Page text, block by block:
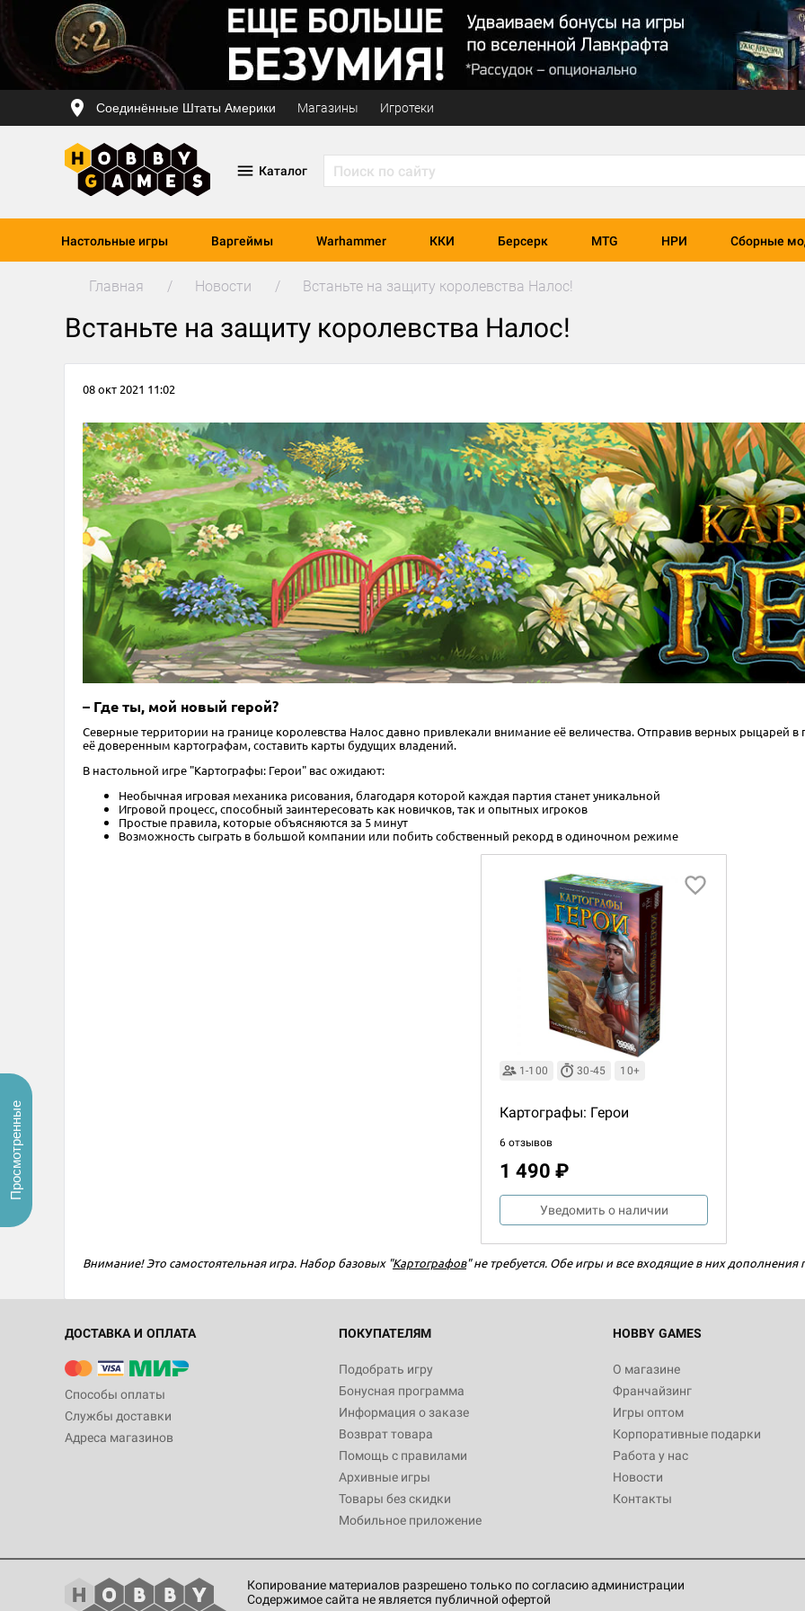
Соединённые Штаты Америки Магазины Игротеки
Каталог
Настольные игры Варгеймы Warhammer ККИ Берсерк MTG НРИ Сборные
Главная Новости Встаньте на защиту королевства Налос!
Встаньте на защиту королевства Налос!
08 окт 2021 11:02
– Где ты, мой новый герой?
Северные территории на границе королевства Налос давно привлекали внимание её величества. Отправив верных рыцарей
её доверенным картографам, составить карты будущих владений.
В настольной игре "Картографы: Герои" вас ожидают:
Необычная игровая механика рисования, благодаря которой каждая партия станет уникальной
Игровой процесс, способный заинтересовать как новичков, так и опытных игроков
Простые правила, которые объясняются за 5 минут
Возможность сыграть в большой компании или побить собственный рекорд в одиночном режиме
1-100 30-45 10+
Картографы: Герои
6 отзывов
1 490 ₽
Уведомить о наличии
Внимание! Это самостоятельная игра. Набор базовых "Картографов" не требуется. Обе игры и все входящие в них
ДОСТАВКА И ОПЛАТА
Способы оплаты
Службы доставки
Адреса магазинов
ПОКУПАТЕЛЯМ
Подобрать игру
Бонусная программа
Информация о заказе
Возврат товара
Помощь с правилами
Архивные игры
Товары без скидки
Мобильное приложение
HOBBY GAMES
О магазине
Франчайзинг
Игры оптом
Корпоративные подарки
Работа у нас
Новости
Контакты
Копирование материалов разрешено только по согласию администрации
Содержимое сайта не является публичной офертой
Просмотренные
1 991
12 990
Настольная игра Hobby World
3 490